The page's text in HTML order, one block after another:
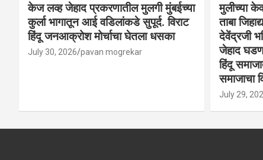
केज लव्ह जेहाद प्रकरणातील मुलगी मुंबईच्या
कुर्ला भागातून आई वडिलांकडे सुपूर्द. विराट
हिंदू जनआक्रोश मोर्चाचा घेतला धसका
July 30, 2026 pavan mogrekar
मुलीच्या
ताबा
देवेंद्रजी
जेहाद
हिंदू
समाजाचा
July 29,